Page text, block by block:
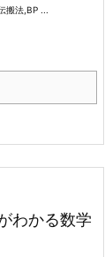
搬法,BP ...
わかる数学